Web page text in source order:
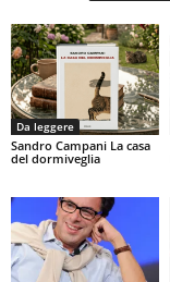
Da leggere
Sandro Campani La casa
del dormiveglia